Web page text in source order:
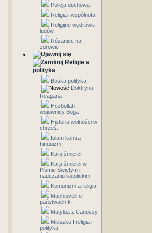
Policja duchowa
Religia i wspólnota
Religijne wędrówki
ludów
Różaniec na
zdrowie
Religie a
polityka
Boska polityka
Doktryna
Reagana
Hezbollah
wojownicy Boga
Historia wolności w
chrześ.
Islam kontra
hinduizm
Kara śmierci
Kara śmierci w
Piśmie Świętym i
nauczaniu katolickim
Komunizm a religia
Machiavelli o
państwach k
Matylda z Canossy
Mieszko I religia i
polityka